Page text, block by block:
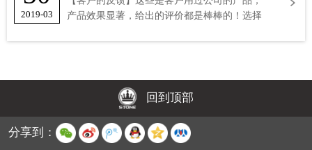
2019-03
产品效果显著，给出的评价都是棒棒的！选择
回到顶部
分享到：